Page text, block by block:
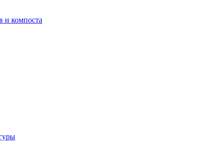
и компоста